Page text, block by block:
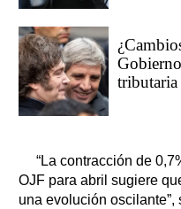
tributaria
“La contracción de
OJF para abril sugiere
una evolución oscilante”,